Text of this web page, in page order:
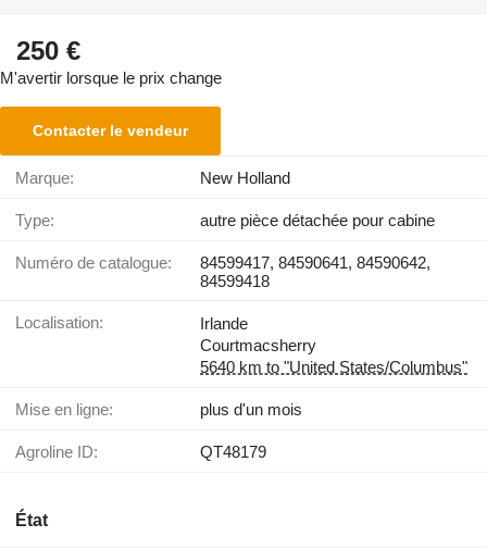
250 €
M'avertir lorsque le prix change
Contacter le vendeur
Marque: New Holland
Type: autre pièce détachée pour cabine
Numéro de catalogue:
84599417, 84590641, 84590642,
84599418
Localisation:
Irlande
Courtmacsherry
5640 km to "United States/Columbus"
Mise en ligne: plus d'un mois
Agroline ID: QT48179
État